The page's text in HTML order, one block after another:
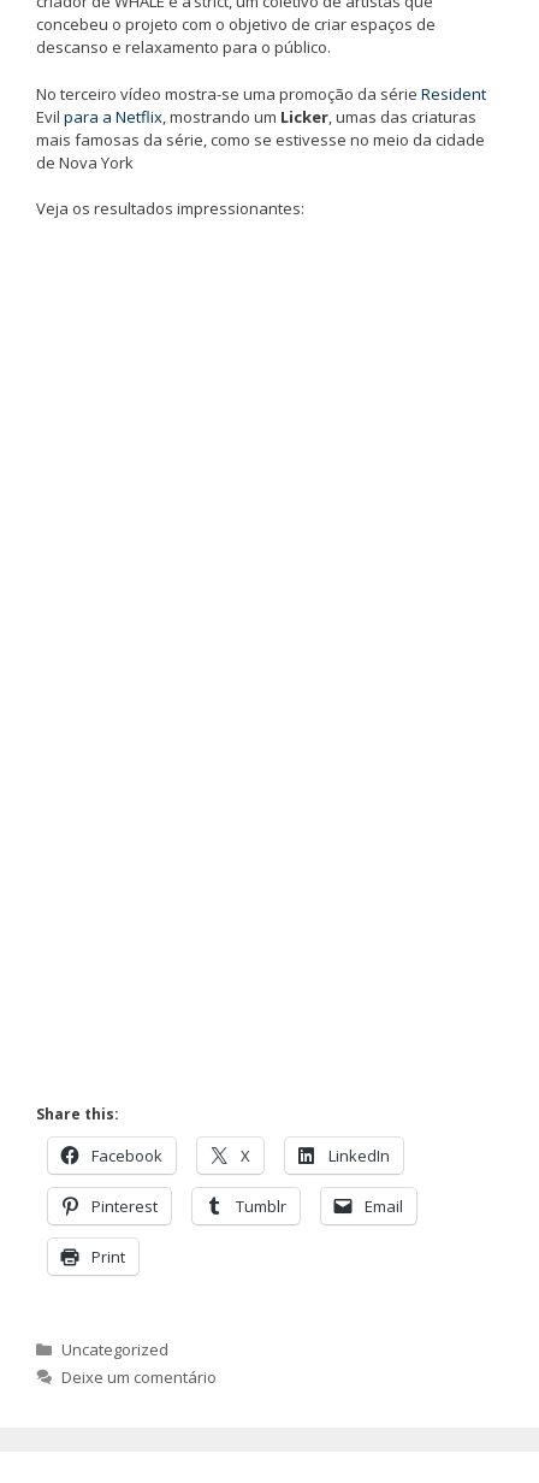
concebeu o projeto com o objetivo de criar espaços de
descanso e relaxamento para o público.
No terceiro vídeo mostra-se uma promoção da série Resident
Evil para a Netflix, mostrando um Licker, umas das criaturas
mais famosas da série, como se estivesse no meio da cidade
de Nova York
Veja os resultados impressionantes:
Share this:
Facebook X LinkedIn
Pinterest Tumblr Email
Print
Categorias
Uncategorized
Deixe um comentário